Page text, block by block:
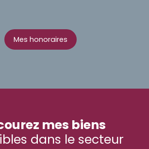
Mes honoraires
mes biens
dans le secteur